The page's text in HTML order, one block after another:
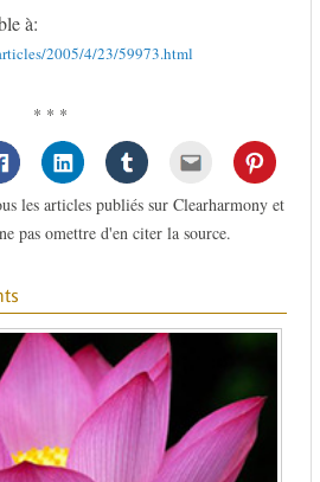
à:
2005/4/23/59973.html
* * *
les articles publiés sur Clearharmony et
pas omettre d'en citer la source.